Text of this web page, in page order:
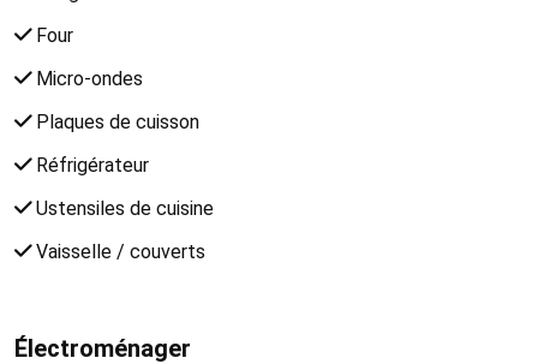
Four
Micro-ondes
Plaques de cuisson
Réfrigérateur
Ustensiles de cuisine
Vaisselle / couverts
Électroménager